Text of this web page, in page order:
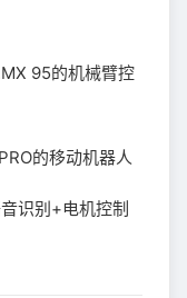
95的机械臂控
的移动机器人
识别+电机控制